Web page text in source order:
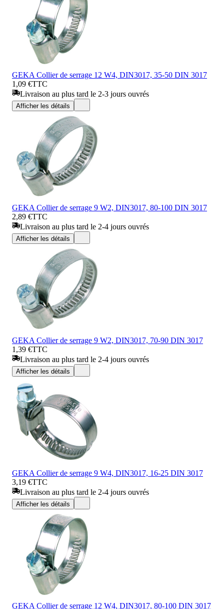
GEKA Collier de serrage 12 W4, DIN3017, 35-50 DIN 3017
1,09 €TTC
Livraison au plus tard le 2-3 jours ouvrés
Afficher les détails
GEKA Collier de serrage 9 W2, DIN3017, 80-100 DIN 3017
2,89 €TTC
Livraison au plus tard le 2-4 jours ouvrés
Afficher les détails
GEKA Collier de serrage 9 W2, DIN3017, 70-90 DIN 3017
1,39 €TTC
Livraison au plus tard le 2-4 jours ouvrés
Afficher les détails
GEKA Collier de serrage 9 W4, DIN3017, 16-25 DIN 3017
3,19 €TTC
Livraison au plus tard le 2-4 jours ouvrés
Afficher les détails
GEKA Collier de serrage 12 W4, DIN3017, 80-100 DIN 3017